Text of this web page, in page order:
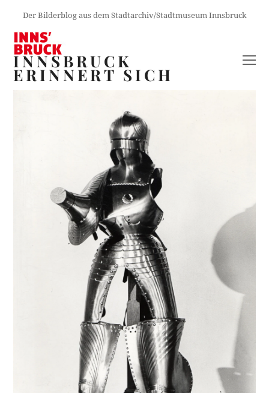
Der Bilderblog aus dem Stadtarchiv/Stadtmuseum Innsbruck
INNSBRUCK
ERINNERT SICH